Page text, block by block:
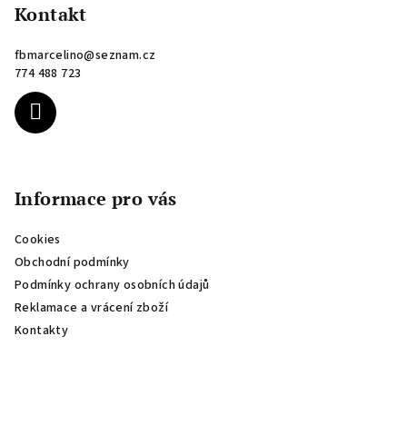
Kontakt
fbmarcelino@seznam.cz
774 488 723
Informace pro vás
Cookies
Obchodní podmínky
Podmínky ochrany osobních údajů
Reklamace a vrácení zboží
Kontakty